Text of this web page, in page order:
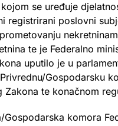
se uređuje
registrirani poslovni
te je Federalno
uputilo je u
Gospodarsku
te konačnom
komora